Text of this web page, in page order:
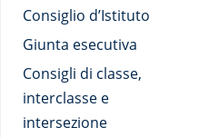
Consiglio d’Istituto
Giunta esecutiva
Consigli di classe,
interclasse e
intersezione